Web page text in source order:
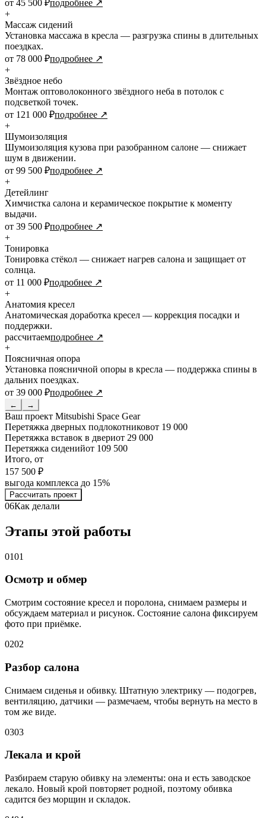
от 45 500 ₽подробнее ↗
+
Массаж сидений
Установка массажа в кресла — разгрузка спины в длительных
поездках.
от 78 000 ₽подробнее ↗
+
Звёздное небо
Монтаж оптоволоконного звёздного неба в потолок с
подсветкой точек.
от 121 000 ₽подробнее ↗
+
Шумоизоляция
Шумоизоляция кузова при разобранном салоне — снижает
шум в движении.
от 99 500 ₽подробнее ↗
+
Детейлинг
Химчистка салона и керамическое покрытие к моменту
выдачи.
от 39 500 ₽подробнее ↗
+
Тонировка
Тонировка стёкол — снижает нагрев салона и защищает от
солнца.
от 11 000 ₽подробнее ↗
+
Анатомия кресел
Анатомическая доработка кресел — коррекция посадки и
поддержки.
рассчитаемподробнее ↗
+
Поясничная опора
Установка поясничной опоры в кресла — поддержка спины в
дальних поездках.
от 39 000 ₽подробнее ↗
← →
Ваш проект Mitsubishi Space Gear
Перетяжка дверных подлокотниковот 19 000
Перетяжка вставок в двериот 29 000
Перетяжка сиденийот 109 500
Итого, от
157 500 ₽
выгода комплекса до 15%
Рассчитать проект
06Как делали
Этапы этой работы
0101
Осмотр и обмер
Смотрим состояние кресел и поролона, снимаем размеры и
обсуждаем материал и рисунок. Состояние салона фиксируем
фото при приёмке.
0202
Разбор салона
Снимаем сиденья и обивку. Штатную электрику — подогрев,
вентиляцию, датчики — размечаем, чтобы вернуть на место в
том же виде.
0303
Лекала и крой
Разбираем старую обивку на элементы: она и есть заводское
лекало. Новый крой повторяет родной, поэтому обивка
садится без морщин и складок.